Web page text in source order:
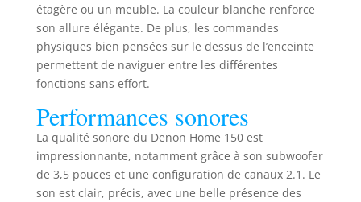
étagère ou un meuble. La couleur blanche renforce
son allure élégante. De plus, les commandes
physiques bien pensées sur le dessus de l’enceinte
permettent de naviguer entre les différentes
fonctions sans effort.
Performances sonores
La qualité sonore du Denon Home 150 est
impressionnante, notamment grâce à son subwoofer
de 3,5 pouces et une configuration de canaux 2.1. Le
son est clair, précis, avec une belle présence des